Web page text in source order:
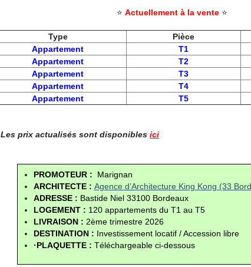
⭐ Actuellement à la vente ⭐
Type Pièce
Appartement
T1
Appartement
T2
Appartement
T3
Appartement
T4
Appartement
T5
Les prix actualisés sont disponibles ici
PROMOTEUR :
Marignan
ARCHITECTE : Agence d’Architecture King Kong (33
ADRESSE : Bastide Niel 33100 Bordeaux
LOGEMENT : 120 appartements du T1 au T5
LIVRAISON : 2ème trimestre 2026
DESTINATION : Investissement locatif / Accession libre
·PLAQUETTE : Téléchargeable ci-dessous